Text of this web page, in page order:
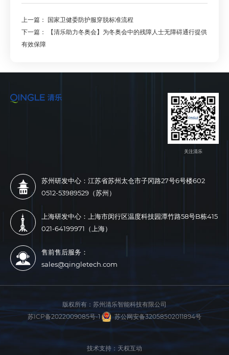
上一篇： 国家卫健委防护服穿脱标准流程
下一篇：
【清乐助力冬奥会】为冬奥会中的残障人士无障碍通行提供
有效保障
关注清乐
苏州研发中心：江苏省苏州太仓市子冈路27号6号楼602
0512-53989529（苏州）
上海研发中心：上海市闵行区温度科技园潭竹路58号B栋415
021-64199971（上海）
售前售后服务：
sales@qingletech.com
版权所有： 苏州清乐智能科技有限公司
苏ICP备2022009085号-1
苏公网安备32058502011894号
技术支持：天权互动